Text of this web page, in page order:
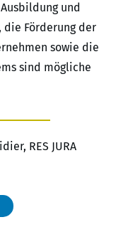
und
Förderung der
sowie die
sind mögliche
RES JURA